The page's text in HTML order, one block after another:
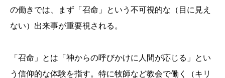
の働きでは、まず「召命」という不可視的な（目に見え
ない）出来事が重要視される。
「召命」とは「神からの呼びかけに人間が応じる」とい
う信仰的な体験を指す。特に牧師など教会で働く（キリ